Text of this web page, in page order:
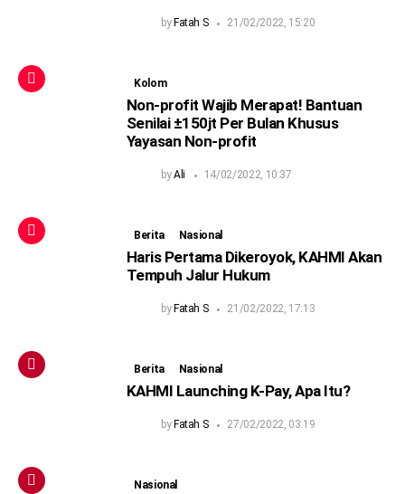
by Fatah S 21/02/2022, 15:20
Kolom
Non-profit Wajib Merapat! Bantuan
Senilai ±150jt Per Bulan Khusus
Yayasan Non-profit
byAli 14/02/2022, 10:37
Berita Nasional
Haris Pertama Dikeroyok, KAHMI Akan
Tempuh Jalur Hukum
by Fatah S 21/02/2022, 17:13
Berita Nasional
KAHMI Launching K-Pay, Apa Itu?
by Fatah S 27/02/2022, 03:19
Nasional